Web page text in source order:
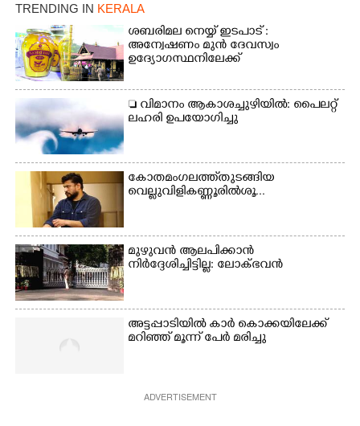
പട്ടേൽ സഭാഗൃഹത്തിൽ
എം. അക്ഷതയുടെ
നേതൃത്വത്തിൽ
TRENDING IN KERALA
ശബരിമല നെയ്യ് ഇടപാട് :
അന്വേഷണം മുൻ ദേവസ്വം
ഉദ്യോഗസ്ഥനിലേക്ക്
 വിമാനം ആകാശച്ചുഴിയിൽ: പൈലറ്റ്
ലഹരി ഉപയോഗിച്ചു
കോതമംഗലത്ത് തുടങ്ങിയ
വെല്ലുവിളി കണ്ണൂരിൽ ശൂ...
മുഴുവൻ ആലപിക്കാൻ
നിർദ്ദേശിച്ചിട്ടില്ല: ലോക്ഭവൻ
അട്ടപ്പാടിയിൽ കാർ കൊക്കയിലേക്ക്
മറിഞ്ഞ് മൂന്ന് പേർ മരിച്ചു
ADVERTISEMENT